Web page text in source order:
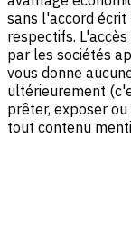
sans l'accord
respectifs.
par les sociétés
vous donne
ultérieurement
prêter, exposer
tout contenu